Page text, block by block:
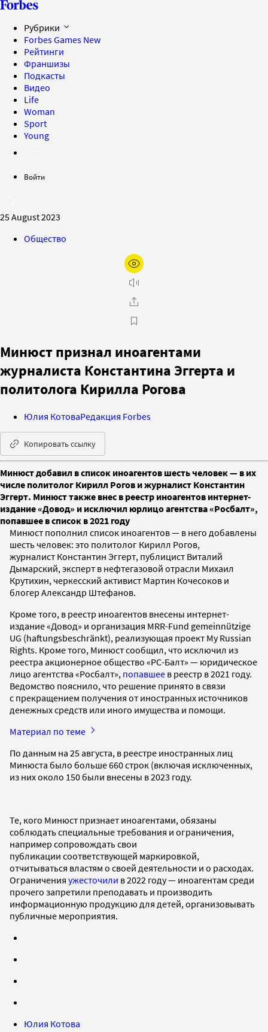
Рубрики
Forbes Games New
Рейтинги
Франшизы
Подкасты
Видео
Life
Woman
Sport
Young
Войти
25 August 2023
Общество
Минюст признал иноагентами
журналиста Константина Эггерта и
политолога Кирилла Рогова
Юлия КотоваРедакция Forbes
Копировать ссылку
Минюст добавил в список иноагентов шесть человек — в их
числе политолог Кирилл Рогов и журналист Константин
Эггерт. Минюст также внес в реестр иноагентов интернет-
издание «Довод» и исключил юрлицо агентства «Росбалт»,
попавшее в список в 2021 году
Минюст пополнил список иноагентов — в него добавлены
шесть человек: это политолог Кирилл Рогов,
журналист Константин Эггерт, публицист Виталий
Дымарский, эксперт в нефтегазовой отрасли Михаил
Крутихин, черкесский активист Мартин Кочесоков и
блогер Александр Штефанов.
Кроме того, в реестр иноагентов внесены интернет-
издание «Довод» и организация MRR-Fund gemeinnützige
UG (haftungsbeschränkt), реализующая проект My Russian
Rights. Кроме того, Минюст сообщил, что исключил из
реестра акционерное общество «РС-Балт» — юридическое
лицо агентства «Росбалт», попавшее в реестр в 2021 году.
Ведомство пояснило, что решение принято в связи
с прекращением получения от иностранных источников
денежных средств или иного имущества и помощи.
Материал по теме
По данным на 25 августа, в реестре иностранных лиц
Минюста было больше 660 строк (включая исключенных,
из них около 150 были внесены в 2023 году.
Те, кого Минюст признает иноагентами, обязаны
соблюдать специальные требования и ограничения,
например сопровождать свои
публикации соответствующей маркировкой,
отчитываться властям о своей деятельности и о расходах.
Ограничения ужесточили в 2022 году — иноагентам среди
прочего запретили преподавать и производить
информационную продукцию для детей, организовывать
публичные мероприятия.
Юлия Котова